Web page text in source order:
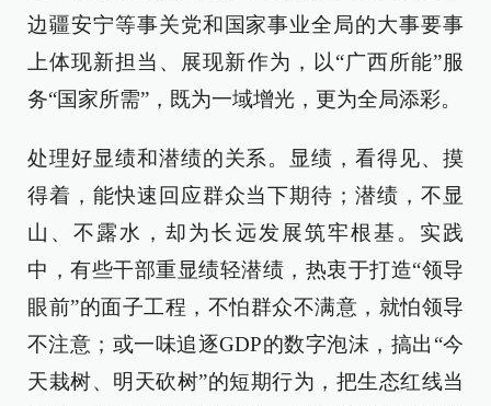
边疆安宁等事关党和国家事业全局的大事要事
上体现新担当、展现新作为，以“广西所能”服
务“国家所需”，既为一域增光，更为全局添彩。
处理好显绩和潜绩的关系。显绩，看得见、摸
得着，能快速回应群众当下期待；潜绩，不显
山、不露水，却为长远发展筑牢根基。实践
中，有些干部重显绩轻潜绩，热衷于打造“领导
眼前”的面子工程，不怕群众不满意，就怕领导
不注意；或一味追逐GDP的数字泡沫，搞出“今
天栽树、明天砍树”的短期行为，把生态红线当